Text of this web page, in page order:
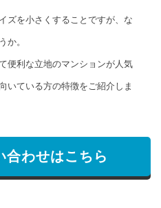
ズを小さくすることですが、な
か。
便利な立地のマンションが人気
いている方の特徴をご紹介しま
合わせはこちら